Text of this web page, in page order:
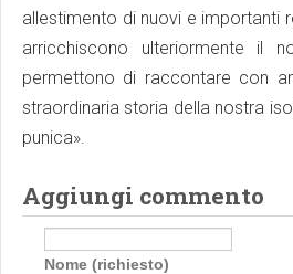
allestimento di nuovi e importanti
arricchiscono ulteriormente il
permettono di raccontare con
straordinaria storia della nostra
punica».
Aggiungi commento
Nome (richiesto)